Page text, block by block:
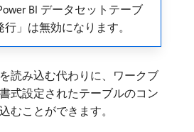
BI データセットテーブ
」は無効になります。
読み込む代わりに、ワークブ
式設定されたテーブルのコン
むことができます。